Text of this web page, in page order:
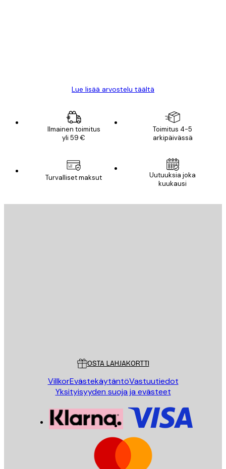
Lue lisää arvostelu täältä
Ilmainen toimitus
yli 59 €
Toimitus 4-5
arkipäivässä
Turvalliset maksut
Uutuuksia joka
kuukausi
OSTA LAHJAKORTTI
VillkorEvästekäytäntöVastuutiedot
Yksityisyyden suoja ja evästeet